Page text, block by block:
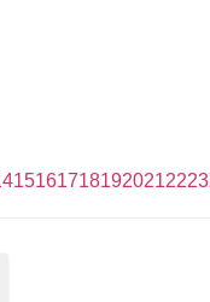
151617181920212223